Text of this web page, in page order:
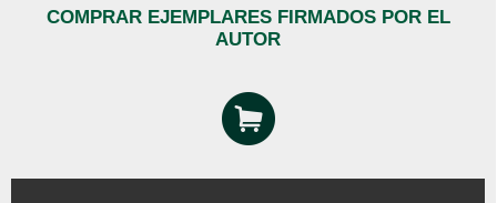
COMPRAR EJEMPLARES FIRMADOS POR EL
AUTOR